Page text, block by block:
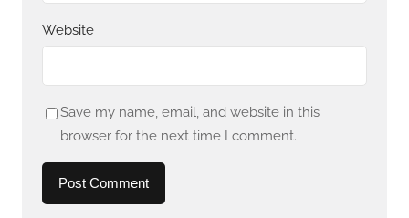
Website
Save my name, email, and website in this
browser for the next time I comment.